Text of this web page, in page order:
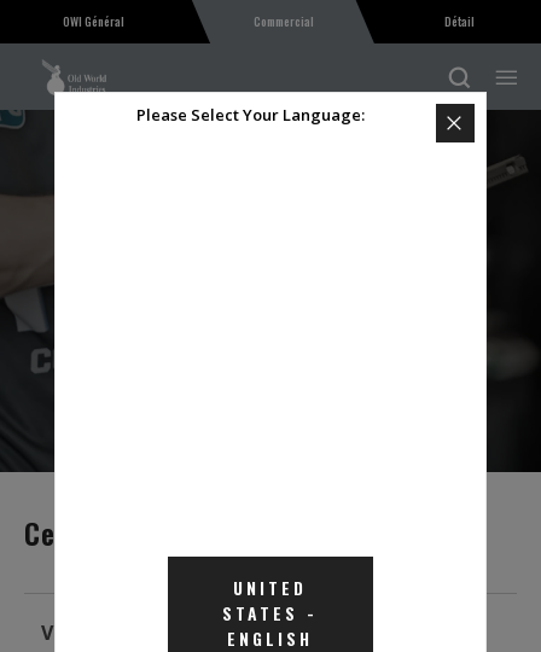
Please Select Your Language:
UNITED
STATES -
ENGLISH
OWI Général Commercial Détail
VIDÉOS ET WEBINAIRES
Centre De Connaissances
Vidéos Et Webinaires